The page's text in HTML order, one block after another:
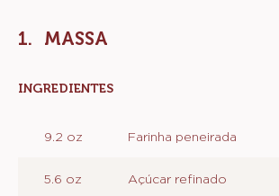
MASSA
INGREDIENTES
9.2 oz Farinha peneirada
5.6 oz Açúcar refinado